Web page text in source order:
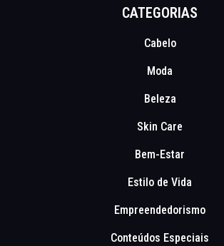
CATEGORIAS
Cabelo
Moda
Beleza
Skin Care
Bem-Estar
Estilo de Vida
Empreendedorismo
Conteúdos Especiais